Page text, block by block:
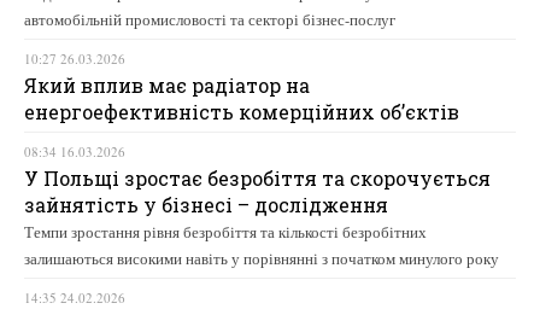
автомобільній промисловості та секторі бізнес-послуг
10:27 26.03.2026
Який вплив має радіатор на
енергоефективність комерційних об’єктів
08:34 16.03.2026
У Польщі зростає безробіття та скорочується
зайнятість у бізнесі – дослідження
Темпи зростання рівня безробіття та кількості безробітних
залишаються високими навіть у порівнянні з початком минулого року
14:35 24.02.2026